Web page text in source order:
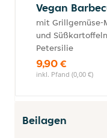
Vegan
mit Grillgemüse-
und
Petersilie
9,90 €
inkl. Pfand (0,00 €)
Beilagen